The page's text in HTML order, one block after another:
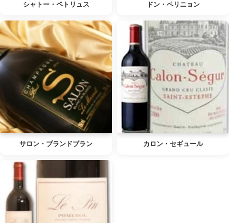
シャトー・ペトリュス ドン・ペリニョン
サロン・ブランドブラン カロン・セギュール